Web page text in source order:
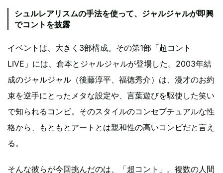
シュルレアリスムの手法を使って、ジャルジャルが即興
でコントを披露
イベントは、大きく3部構成。その第1部「超コント
LIVE」には、倉本とジャルジャルが登場した。2003年結
成のジャルジャル（後藤淳平、福徳秀介）は、漫才のお約
束を逆手にとったメタな設定や、言葉遊びを駆使した笑い
で知られるコンビ。そのスタイルのコンセプチュアルな性
格から、もともとアートとは親和性の高いコンビだと言え
る。
そんな彼らが今回挑んだのは、「超コント」。複数の人間